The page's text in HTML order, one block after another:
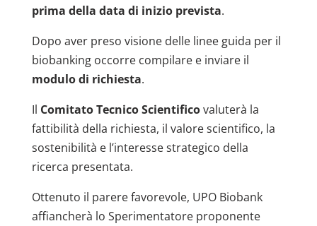
prima della data di inizio prevista.
Dopo aver preso visione delle linee guida per il
biobanking occorre compilare e inviare il
modulo di richiesta.
Il Comitato Tecnico Scientificovaluterà la
fattibilità della richiesta, il valore scientifico, la
sostenibilità e l’interesse strategico della
ricerca presentata.
Ottenuto il parere favorevole, UPO Biobank
affiancherà lo Sperimentatore proponente